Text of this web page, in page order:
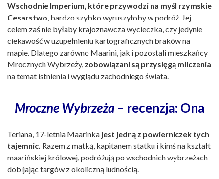
Wschodnie Imperium, które przywodzi na myśl rzymskie
Cesarstwo, bardzo szybko wyruszyłoby w podróż. Jej
celem zaś nie byłaby krajoznawcza wycieczka, czy jedynie
ciekawość w uzupełnieniu kartograficznych braków na
mapie. Dlatego zarówno Maarini, jak i pozostali mieszkańcy
Mrocznych Wybrzeży, zobowiązani są przysięgą milczenia
na temat istnienia i wyglądu zachodniego świata.
Mroczne Wybrzeża– recenzja: Ona
Teriana, 17-letnia Maarinka jest jedną z powierniczek tych
tajemnic. Razem z matką, kapitanem statku i kimś na kształt
maarińskiej królowej, podróżują po wschodnich wybrzeżach
dobijając targów z okoliczną ludnością.